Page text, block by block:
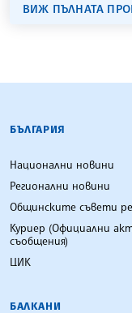
ВИЖ ПЪЛНАТА
БЪЛГАРСКА
БЪЛГАРИЯ
Национални новини
Регионални новини
Общинските съвети
Куриер (Официални
съобщения)
ЦИК
БАЛКАНИ